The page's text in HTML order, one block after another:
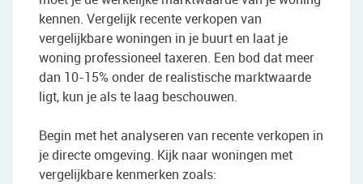
kennen. Vergelijk recente verkopen van
vergelijkbare woningen in je buurt en laat je
woning professioneel taxeren. Een bod dat meer
dan 10-15% onder de realistische marktwaarde
ligt, kun je als te laag beschouwen.
Begin met het analyseren van recente verkopen in
je directe omgeving. Kijk naar woningen met
vergelijkbare kenmerken zoals: